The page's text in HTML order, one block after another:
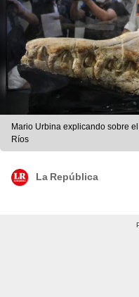
Mario Urbina explicando sobre
Ríos
La República